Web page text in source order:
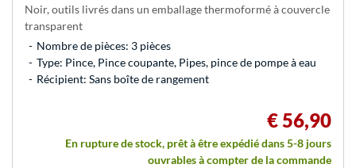
Noir, outils livrés dans un emballage thermoformé à couvercle
transparent
Nombre de pièces: 3 pièces
Type: Pince, Pince coupante, Pipes, pince de pompe à eau
Récipient: Sans boîte de rangement
€ 56,90
En rupture de stock, prêt à être expédié dans 5-8 jours
ouvrables à compter de la commande